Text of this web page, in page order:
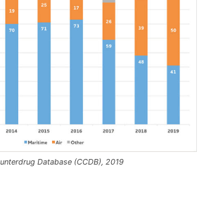
Database (CCDB), 2019